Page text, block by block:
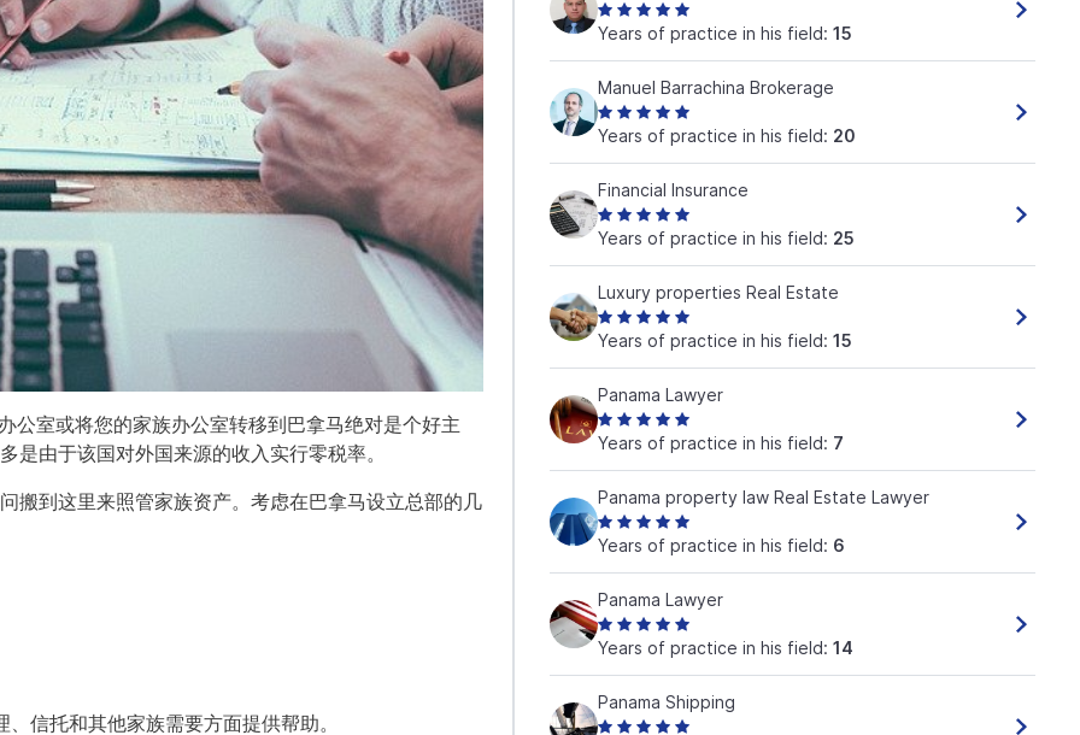
公室或将您的家族办公室转移到巴拿马绝对是个好主
是由于该国对外国来源的收入实行零税率。
搬到这里来照管家族资产。考虑在巴拿马设立总部的几
信托和其他家族需要方面提供帮助。
Years of practice in his field: 15
Manuel Barrachina Brokerage
Years of practice in his field: 20
Financial Insurance
Years of practice in his field: 25
Luxury properties Real Estate
Years of practice in his field: 15
Panama Lawyer
Years of practice in his field: 7
Panama property law Real Estate Lawyer
Years of practice in his field: 6
Panama Lawyer
Years of practice in his field: 14
Panama Shipping